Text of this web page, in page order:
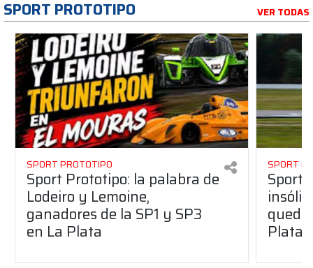
SPORT PROTOTIPO VER TODAS
SPORT PROTOTIPO
Sport Prototipo: la palabra de
Lodeiro y Lemoine,
ganadores de la SP1 y SP3
en La Plata
SPORT
Sport
Plata